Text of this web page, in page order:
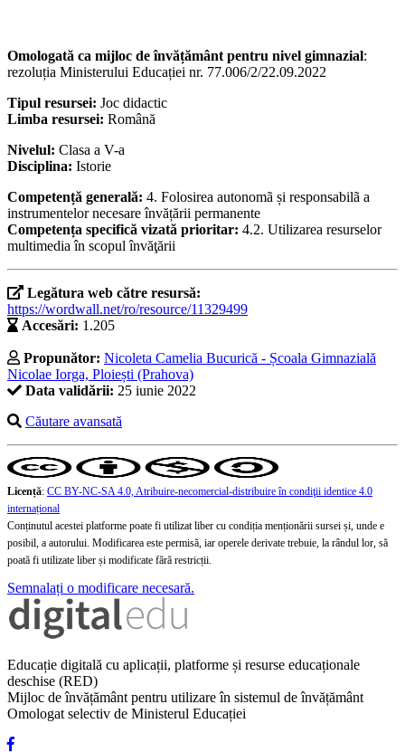
Omologată ca mijloc de învățământ pentru nivel gimnazial:
rezoluția Ministerului Educației nr. 77.006/2/22.09.2022
Tipul resursei: Joc didactic
Limba resursei: Română
Nivelul: Clasa a V-a
Disciplina: Istorie
Competență generală: 4. Folosirea autonomã și responsabilã a
instrumentelor necesare învățării permanente
Competența specifică vizată prioritar: 4.2. Utilizarea resurselor
multimedia în scopul învăţării
Legătura web către resursă:
https://wordwall.net/ro/resource/11329499
Accesări: 1.205
Propunător: Nicoleta Camelia Bucurică - Școala Gimnazială
Nicolae Iorga, Ploiești (Prahova)
Data validării: 25 iunie 2022
Căutare avansată
Licență: CC BY-NC-SA 4.0, Atribuire-necomercial-distribuire în condiţii identice 4.0
internațional
Conținutul acestei platforme poate fi utilizat liber cu condiția menționării sursei și, unde e
posibil, a autorului. Modificarea este permisă, iar operele derivate trebuie, la rândul lor, să
poată fi utilizate liber și modificate fără restricții.
Semnalați o modificare necesară.
Educație digitală cu aplicații, platforme și resurse educaționale
deschise (RED)
Mijloc de învățământ pentru utilizare în sistemul de învățământ
Omologat selectiv de Ministerul Educației